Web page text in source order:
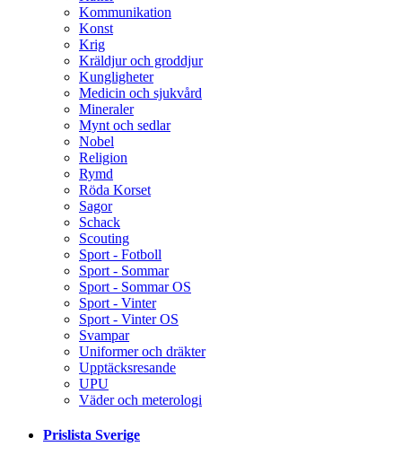
Kommunikation
Konst
Krig
Kräldjur och groddjur
Kungligheter
Medicin och sjukvård
Mineraler
Mynt och sedlar
Nobel
Religion
Rymd
Röda Korset
Sagor
Schack
Scouting
Sport - Fotboll
Sport - Sommar
Sport - Sommar OS
Sport - Vinter
Sport - Vinter OS
Svampar
Uniformer och dräkter
Upptäcksresande
UPU
Väder och meterologi
Prislista Sverige